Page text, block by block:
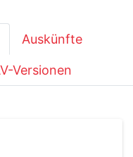
Auskünfte
Versionen